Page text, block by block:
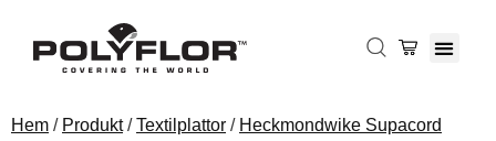
Hem / Produkt/Textilplattor / Heckmondwike Supacord
Green